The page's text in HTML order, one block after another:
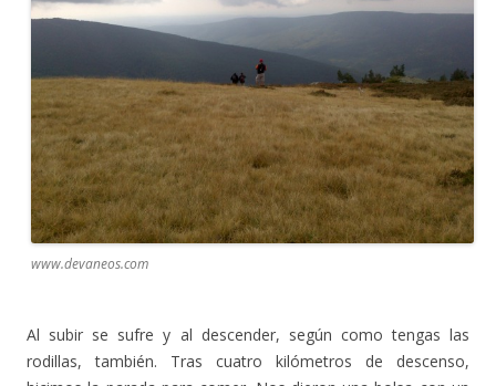
www.devaneos.com
Al subir se sufre y al descender, según como tengas las
rodillas, también. Tras cuatro kilómetros de descenso,